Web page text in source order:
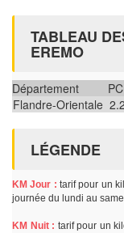
TABLEAU
EREMO
Département PC
Flandre-Orientale
LÉGENDE
KM Jour : tarif pour un
journée du lundi au
KM Nuit : tarif pour un